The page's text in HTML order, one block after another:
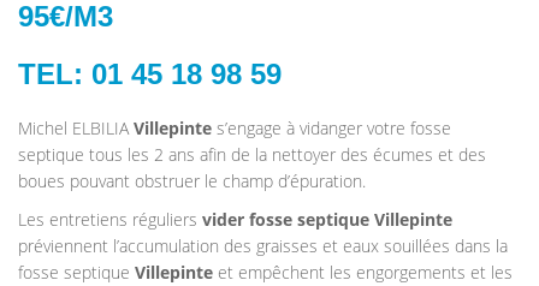
95€/M3
TEL: 01 45 18 98 59
Michel ELBILIAVillepinte s’engage à vidanger votre fosse
septique tous les 2 ans afin de la nettoyer des écumes et des
boues pouvant obstruer le champ d’épuration.
Les entretiens réguliers vider fosse septique Villepinte
préviennent l’accumulation des graisses et eaux souillées dans la
fosse septique Villepinte et empêchent les engorgements et les